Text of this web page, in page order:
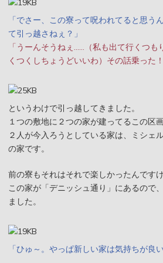
「でさー、この寮って呪われてると思う
て引っ越さねぇ？」
「うーんそうねぇ……（私も出て行くつ
くつくしちょうどいいわ）その話乗った！
というわけで引っ越してきました。
１つの敷地に２つの家が建ってるこの区画
２人が今入ろうとしている家は、ミシェ
の家です。
前の寮もそれはそれで楽しかったんですけ
この家が「デニッシュ通り」にあるので
ました。
「ひゅ～。やっぱ新しい家は気持ちが良